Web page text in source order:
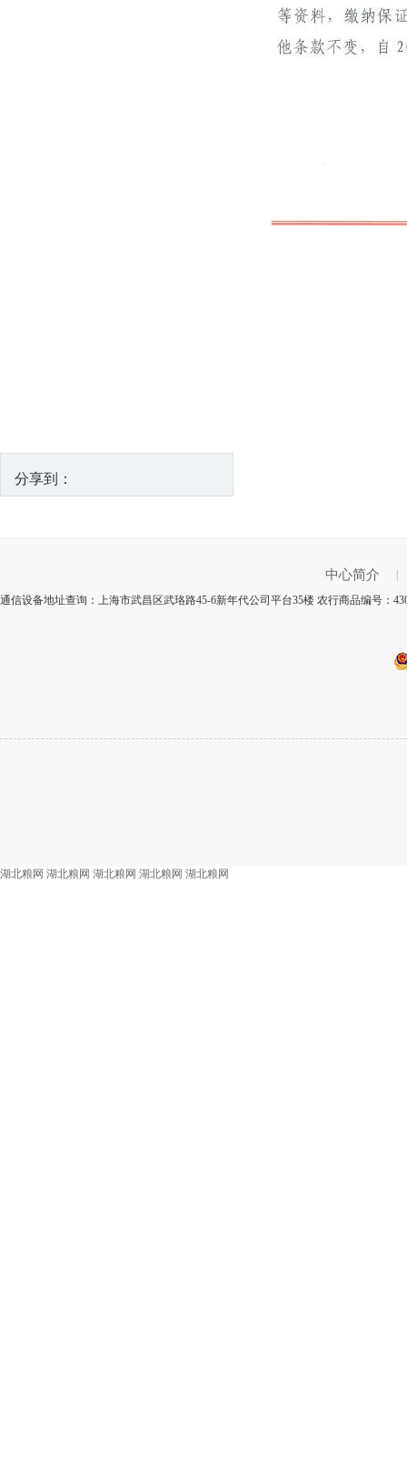
分享到：
中心简介
通信设备地址查询：上海市武昌区武珞路45-6新年代公司平台35楼 农行商品编号：
湖北粮网 湖北粮网 湖北粮网 湖北粮网 湖北粮网